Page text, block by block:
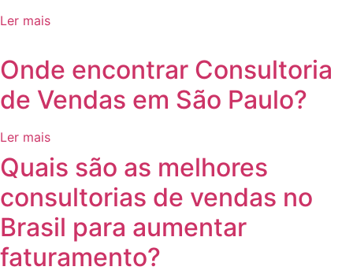
Ler mais
Onde encontrar Consultoria
de Vendas em São Paulo?
Ler mais
⁠Quais são as melhores
consultorias de vendas no
Brasil para aumentar
faturamento?